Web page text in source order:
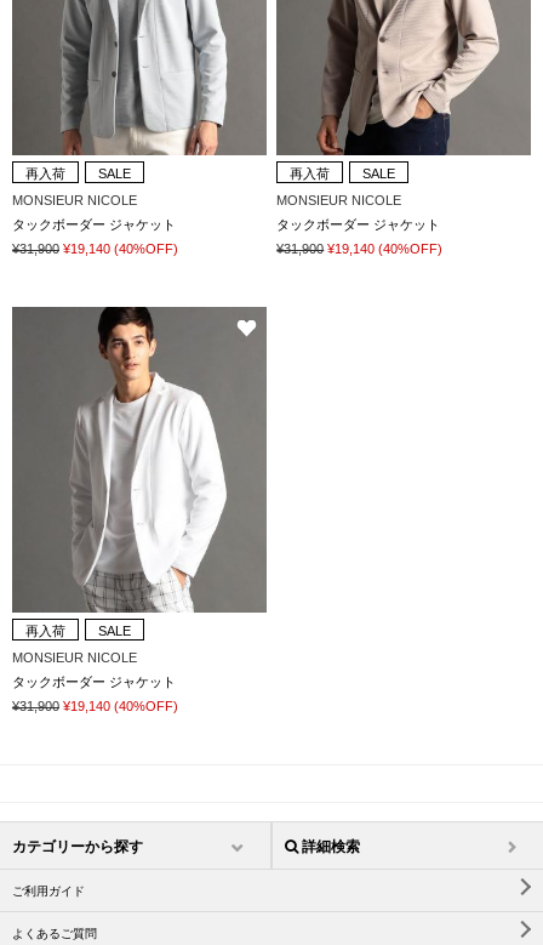
再入荷
SALE
MONSIEUR NICOLE
タックボーダー ジャケット
¥31,900 ¥19,140 (40%OFF)
再入荷
SALE
MONSIEUR NICOLE
タックボーダー ジャケット
¥31,900 ¥19,140 (40%OFF)
再入荷
SALE
MONSIEUR NICOLE
タックボーダー ジャケット
¥31,900 ¥19,140 (40%OFF)
カテゴリーから探す 詳細検索
ご利用ガイド
よくあるご質問